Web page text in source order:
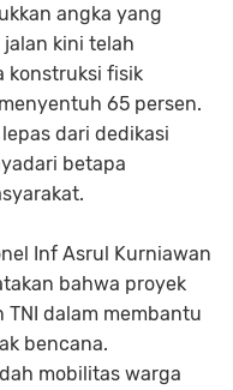
angka yang
kini telah
konstruksi fisik
65 persen.
dari dedikasi
betapa
Inf Asrul Kurniawan
bahwa proyek
dalam membantu
bencana.
mobilitas warga